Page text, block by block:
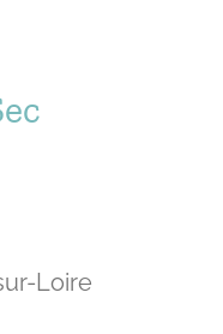
Loire